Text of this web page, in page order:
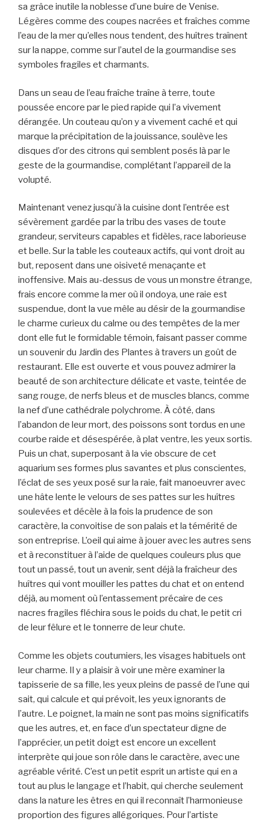
sa grâce inutile la noblesse d’une buire de Venise.
Légères comme des coupes nacrées et fraîches comme
l’eau de la mer qu’elles nous tendent, des huîtres traînent
sur la nappe, comme sur l’autel de la gourmandise ses
symboles fragiles et charmants.
Dans un seau de l’eau fraîche traîne à terre, toute
poussée encore par le pied rapide qui l’a vivement
dérangée. Un couteau qu’on y a vivement caché et qui
marque la précipitation de la jouissance, soulève les
disques d’or des citrons qui semblent posés là par le
geste de la gourmandise, complétant l’appareil de la
volupté.
Maintenant venez jusqu’à la cuisine dont l’entrée est
sévèrement gardée par la tribu des vases de toute
grandeur, serviteurs capables et fidèles, race laborieuse
et belle. Sur la table les couteaux actifs, qui vont droit au
but, reposent dans une oisiveté menaçante et
inoffensive. Mais au-dessus de vous un monstre étrange,
frais encore comme la mer où il ondoya, une raie est
suspendue, dont la vue mêle au désir de la gourmandise
le charme curieux du calme ou des tempêtes de la mer
dont elle fut le formidable témoin, faisant passer comme
un souvenir du Jardin des Plantes à travers un goût de
restaurant. Elle est ouverte et vous pouvez admirer la
beauté de son architecture délicate et vaste, teintée de
sang rouge, de nerfs bleus et de muscles blancs, comme
la nef d’une cathédrale polychrome. À côté, dans
l’abandon de leur mort, des poissons sont tordus en une
courbe raide et désespérée, à plat ventre, les yeux sortis.
Puis un chat, superposant à la vie obscure de cet
aquarium ses formes plus savantes et plus conscientes,
l’éclat de ses yeux posé sur la raie, fait manoeuvrer avec
une hâte lente le velours de ses pattes sur les huîtres
soulevées et décèle à la fois la prudence de son
caractère, la convoitise de son palais et la témérité de
son entreprise. L’oeil qui aime à jouer avec les autres sens
et à reconstituer à l’aide de quelques couleurs plus que
tout un passé, tout un avenir, sent déjà la fraîcheur des
huîtres qui vont mouiller les pattes du chat et on entend
déjà, au moment où l’entassement précaire de ces
nacres fragiles fléchira sous le poids du chat, le petit cri
de leur fêlure et le tonnerre de leur chute.
Comme les objets coutumiers, les visages habituels ont
leur charme. Il y a plaisir à voir une mère examiner la
tapisserie de sa fille, les yeux pleins de passé de l’une qui
sait, qui calcule et qui prévoit, les yeux ignorants de
l’autre. Le poignet, la main ne sont pas moins significatifs
que les autres, et, en face d’un spectateur digne de
l’apprécier, un petit doigt est encore un excellent
interprète qui joue son rôle dans le caractère, avec une
agréable vérité. C’est un petit esprit un artiste qui en a
tout au plus le langage et l’habit, qui cherche seulement
dans la nature les êtres en qui il reconnaît l’harmonieuse
proportion des figures allégoriques. Pour l’artiste